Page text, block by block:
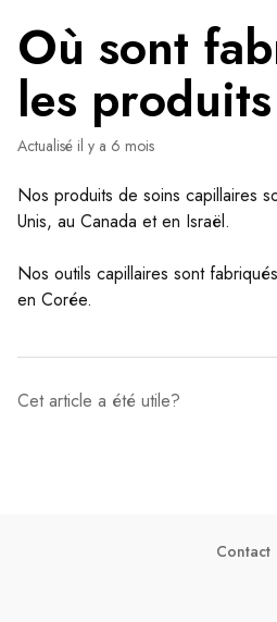
Où sont
les
Actualisé il y a 6 mois
Nos produits de soins capillaires
Unis, au Canada et en Israël.
Nos outils capillaires sont
en Corée.
Cet article a été utile?
Contact